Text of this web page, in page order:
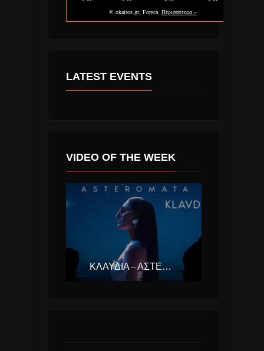
LATEST EVENTS
VIDEO OF THE WEEK
ΚΛΑΥΔΊΑ – ΑΣΤΕΡΟΜΆΤΑ (EUROVISION ΕΛΛΆΔΑ 2025)